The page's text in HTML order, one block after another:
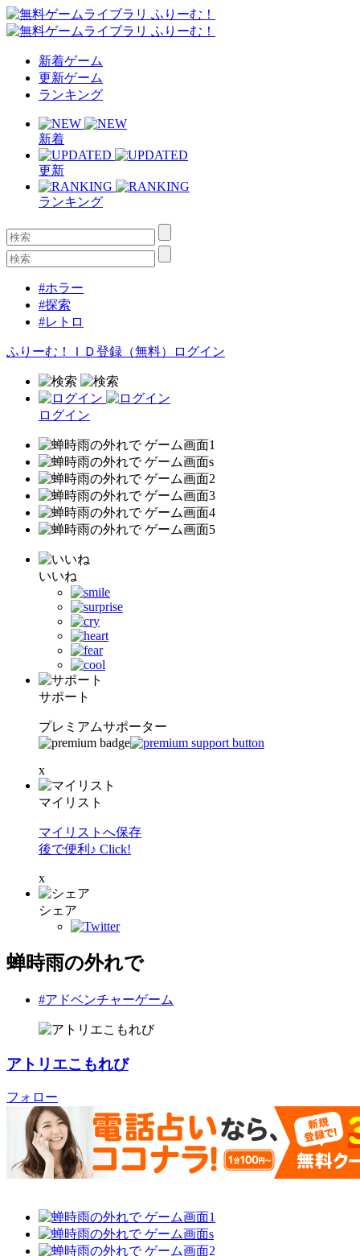
新着ゲーム
更新ゲーム
ランキング
新着
更新
ランキング
#ホラー
#探索
#レトロ
ふりーむ！ＩＤ登録（無料） ログイン
ログイン
いいね
サポート
プレミアムサポーター
x
マイリスト
マイリストへ保存
後で便利♪ Click!
x
シェア
蝉時雨の外れで
#アドベンチャーゲーム
アトリエこもれび
フォロー